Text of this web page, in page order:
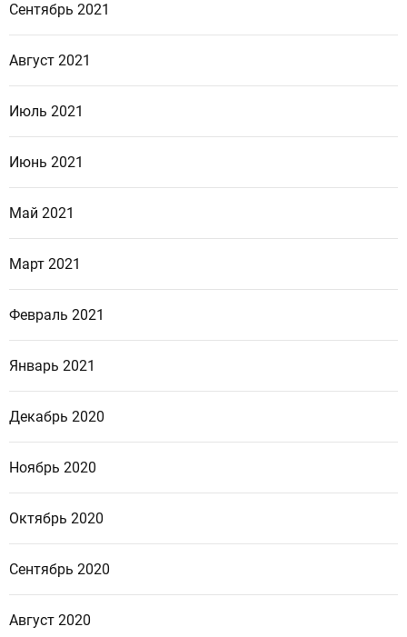
Сентябрь 2021
Август 2021
Июль 2021
Июнь 2021
Май 2021
Март 2021
Февраль 2021
Январь 2021
Декабрь 2020
Ноябрь 2020
Октябрь 2020
Сентябрь 2020
Август 2020